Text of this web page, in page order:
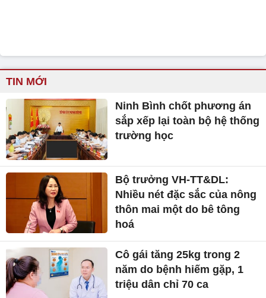
TIN MỚI
Ninh Bình chốt phương án
sắp xếp lại toàn bộ hệ thống
trường học
Bộ trưởng VH-TT&DL:
Nhiều nét đặc sắc của nông
thôn mai một do bê tông
hoá
Cô gái tăng 25kg trong 2
năm do bệnh hiếm gặp, 1
triệu dân chỉ 70 ca